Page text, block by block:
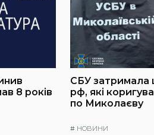
8 років
СБУ затримала
рф, які
по Миколаєву
# НОВИНИ